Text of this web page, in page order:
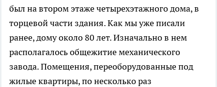
был на втором этаже четырехэтажного дома, в
торцевой части здания. Как мы уже писали
ранее, дому около 80 лет. Изначально в нем
располагалось общежитие механического
завода. Помещения, переоборудованные под
жилые квартиры, по несколько раз